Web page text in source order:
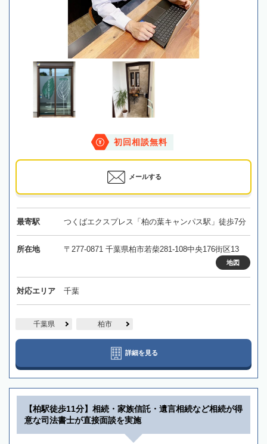
初回相談無料
メールする
最寄駅 つくばエクスプレス「柏の葉キャンパス駅」徒歩7分
所在地 〒277-0871 千葉県柏市若柴281-108中央176街区13
地図
対応エリア 千葉
千葉県 柏市
詳細を見る
【柏駅徒歩11分】相続・家族信託・遺言相続など相続が得
意な司法書士が直接面談を実施